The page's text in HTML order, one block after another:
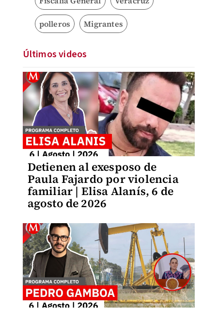
polleros Migrantes
Últimos videos
Detienen al exesposo de
Paula Fajardo por violencia
familiar | Elisa Alanís, 6 de
agosto de 2026